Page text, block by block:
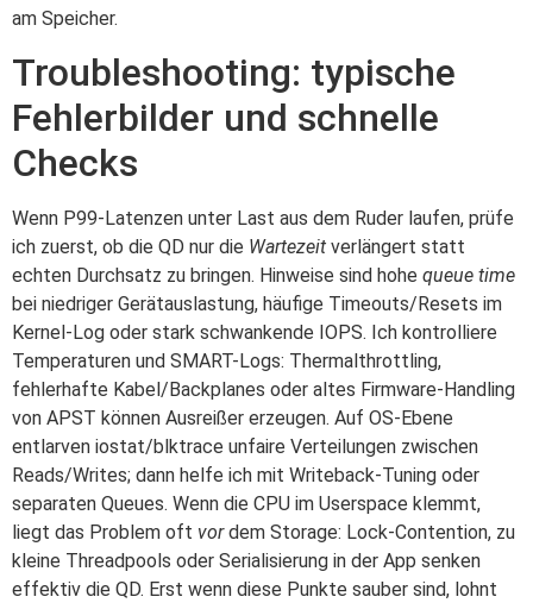
am Speicher.
Troubleshooting: typische
Fehlerbilder und schnelle
Checks
Wenn P99-Latenzen unter Last aus dem Ruder laufen, prüfe
ich zuerst, ob die QD nur die Wartezeit verlängert statt
echten Durchsatz zu bringen. Hinweise sind hohe queue time
bei niedriger Gerätauslastung, häufige Timeouts/Resets im
Kernel-Log oder stark schwankende IOPS. Ich kontrolliere
Temperaturen und SMART-Logs: Thermalthrottling,
fehlerhafte Kabel/Backplanes oder altes Firmware-Handling
von APST können Ausreißer erzeugen. Auf OS-Ebene
entlarven iostat/blktrace unfaire Verteilungen zwischen
Reads/Writes; dann helfe ich mit Writeback-Tuning oder
separaten Queues. Wenn die CPU im Userspace klemmt,
liegt das Problem oft vordem Storage: Lock-Contention, zu
kleine Threadpools oder Serialisierung in der App senken
effektiv die QD. Erst wenn diese Punkte sauber sind, lohnt